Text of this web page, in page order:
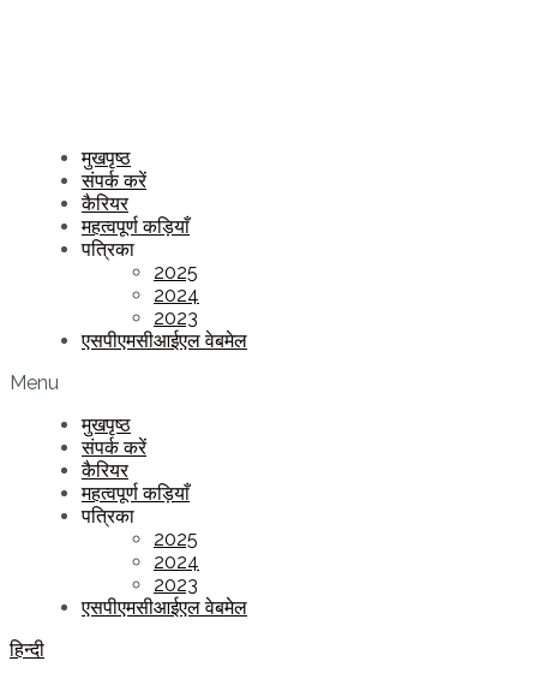
मुखपृष्ठ
संपर्क करें
कैरियर
महत्वपूर्ण कड़ियाँ
पत्रिका
2025
2024
2023
एसपीएमसीआईएल वेबमेल
Menu
मुखपृष्ठ
संपर्क करें
कैरियर
महत्वपूर्ण कड़ियाँ
पत्रिका
2025
2024
2023
एसपीएमसीआईएल वेबमेल
हिन्दी